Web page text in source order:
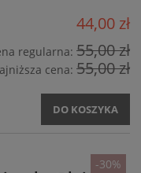
44,00 zł
regularna: 55,00 zł
cena: 55,00 zł
DO KOSZYKA
-30%